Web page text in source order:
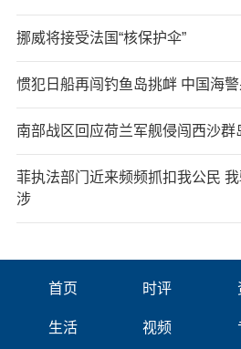
挪威将接受法国“核保护伞”
惯犯日船再闯钓鱼岛挑衅 中国海警
南部战区回应荷兰军舰侵闯西沙群
菲执法部门近来频频抓扣我公民
涉
首页 时评
生活 视频